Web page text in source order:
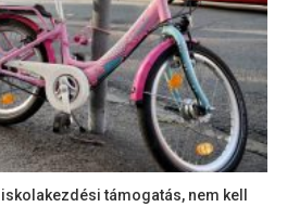
támogatás, nem kell